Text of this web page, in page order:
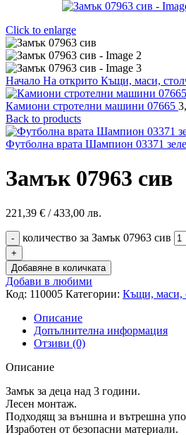
Click to enlarge
Начало На открито Къщи, маси,
Камиони стротелни машини 07665
Back to products
Футболна врата Шампион 03371
Замък 07963 сив
221,39 € / 433,00 лв.
количество за Замък 07963 сив
Добавяне в количката
Добави в любими
Код: 110005 Категории: Къщи, маси,
Описание
Допълнителна информация
Отзиви (0)
Описание
Замък за деца над 3 години.
Лесен монтаж.
Подходящ за външна и вътрешна
Изработен от безопасни материали.